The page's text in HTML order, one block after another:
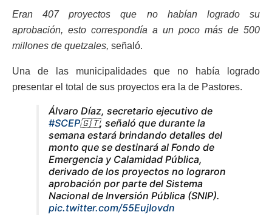
Eran 407 proyectos que no habían logrado su
aprobación, esto correspondía a un poco más de 500
millones de quetzales, señaló.
Una de las municipalidades que no había logrado
presentar el total de sus proyectos era la de Pastores.
Álvaro Díaz, secretario ejecutivo de
#SCEP🇬🇹, señaló que durante la
semana estará brindando detalles del
monto que se destinará al Fondo de
Emergencia y Calamidad Pública,
derivado de los proyectos no lograron
aprobación por parte del Sistema
Nacional de Inversión Pública (SNIP).
pic.twitter.com/55EujIovdn